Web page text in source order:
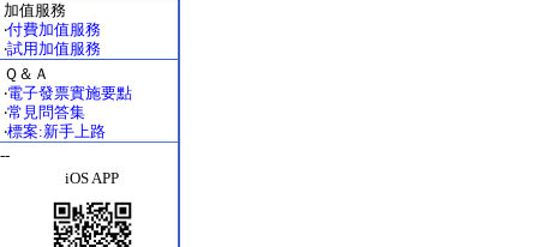
加值服務
‧付費加值服務
‧試用加值服務
Ｑ＆Ａ
‧電子發票實施要點
‧常見問答集
‧標案:新手上路
--
iOS APP